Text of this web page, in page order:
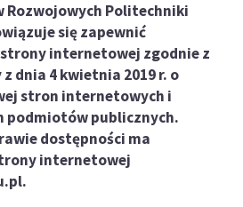
Rozwojowych Politechniki
się zapewnić
internetowej zgodnie z
dnia 4 kwietnia 2019 r. o
stron internetowych i
podmiotów publicznych.
dostępności ma
internetowej